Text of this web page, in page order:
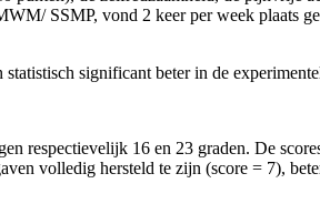
SSMP, vond 2 keer per week plaats
significant beter in de
respectievelijk 16 en 23 graden. De
volledig hersteld te zijn (score = 7),